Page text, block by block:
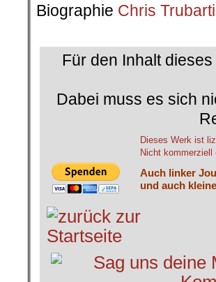
Biographie Chris
Für den Inhalt
Dabei muss es sich
Dieses Werk ist
Nicht
Auch linker
und auch